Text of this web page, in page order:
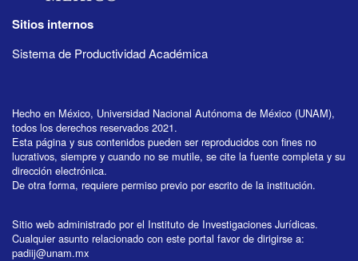
Sitios internos
Sistema de Productividad Académica
Hecho en México, Universidad Nacional Autónoma de México (UNAM),
todos los derechos reservados 2021.
Esta página y sus contenidos pueden ser reproducidos con fines no
lucrativos, siempre y cuando no se mutile, se cite la fuente completa y su
dirección electrónica.
De otra forma, requiere permiso previo por escrito de la institución.
Sitio web administrado por el Instituto de Investigaciones Jurídicas.
Cualquier asunto relacionado con este portal favor de dirigirse a:
padiij@unam.mx